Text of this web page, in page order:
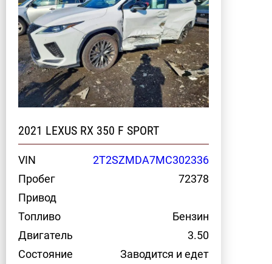
2021 LEXUS RX 350 F SPORT
VIN
2T2SZMDA7MC302336
Пробег
72378
Привод
Топливо
Бензин
Двигатель
3.50
Состояние
Заводится и едет